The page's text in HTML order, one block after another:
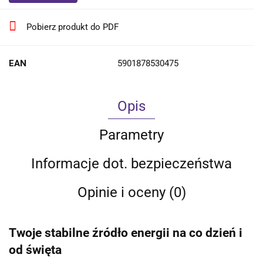
Pobierz produkt do PDF
EAN 5901878530475
Opis
Parametry
Informacje dot. bezpieczeństwa
Opinie i oceny (0)
Twoje stabilne źródło energii na co dzień i
od święta